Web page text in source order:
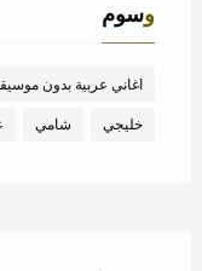
وسوم
اغاني عربية بدون
خليجي شامي